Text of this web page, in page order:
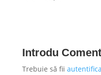
Introdu
Trebuie să fii